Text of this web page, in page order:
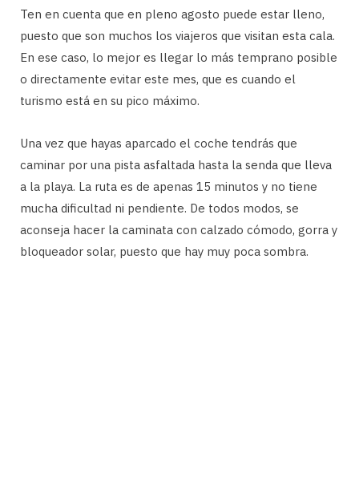
Ten en cuenta que en pleno agosto puede estar lleno,
puesto que son muchos los viajeros que visitan esta cala.
En ese caso, lo mejor es llegar lo más temprano posible
o directamente evitar este mes, que es cuando el
turismo está en su pico máximo.
Una vez que hayas aparcado el coche tendrás que
caminar por una pista asfaltada hasta la senda que lleva
a la playa. La ruta es de apenas 15 minutos y no tiene
mucha dificultad ni pendiente. De todos modos, se
aconseja hacer la caminata con calzado cómodo, gorra y
bloqueador solar, puesto que hay muy poca sombra.